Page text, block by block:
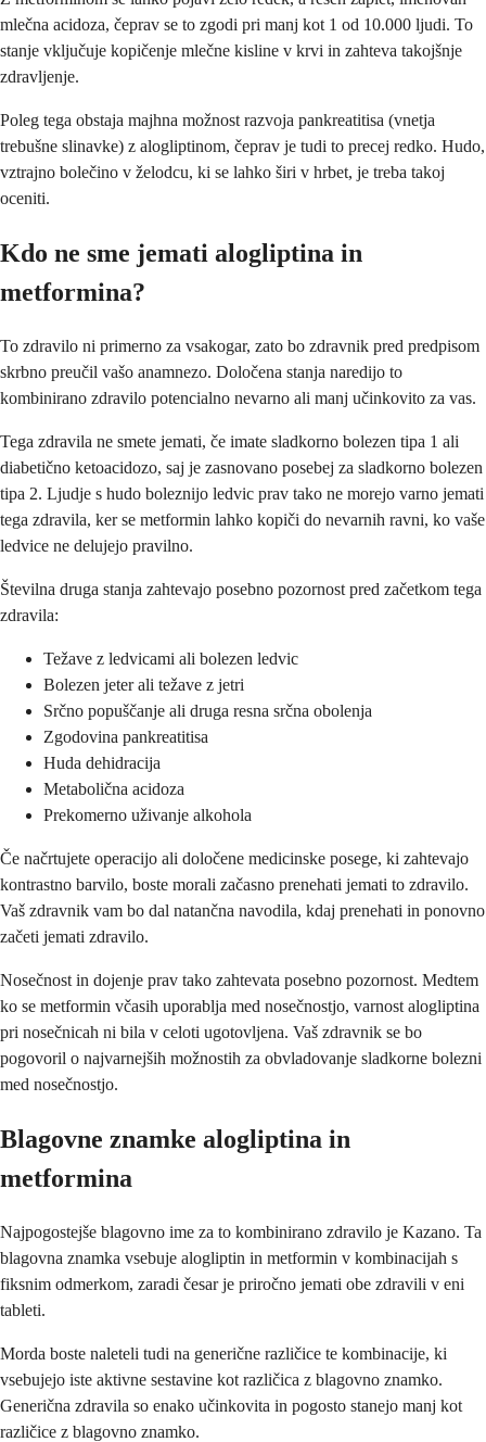
mlečna acidoza, čeprav se to zgodi pri manj kot 1 od 10.000 ljudi. To
stanje vključuje kopičenje mlečne kisline v krvi in zahteva takojšnje
zdravljenje.
Poleg tega obstaja majhna možnost razvoja pankreatitisa (vnetja
trebušne slinavke) z alogliptinom, čeprav je tudi to precej redko. Hudo,
vztrajno bolečino v želodcu, ki se lahko širi v hrbet, je treba takoj
oceniti.
Kdo ne sme jemati alogliptina in
metformina?
To zdravilo ni primerno za vsakogar, zato bo zdravnik pred predpisom
skrbno preučil vašo anamnezo. Določena stanja naredijo to
kombinirano zdravilo potencialno nevarno ali manj učinkovito za vas.
Tega zdravila ne smete jemati, če imate sladkorno bolezen tipa 1 ali
diabetično ketoacidozo, saj je zasnovano posebej za sladkorno bolezen
tipa 2. Ljudje s hudo boleznijo ledvic prav tako ne morejo varno jemati
tega zdravila, ker se metformin lahko kopiči do nevarnih ravni, ko vaše
ledvice ne delujejo pravilno.
Številna druga stanja zahtevajo posebno pozornost pred začetkom tega
zdravila:
Težave z ledvicami ali bolezen ledvic
Bolezen jeter ali težave z jetri
Srčno popuščanje ali druga resna srčna obolenja
Zgodovina pankreatitisa
Huda dehidracija
Metabolična acidoza
Prekomerno uživanje alkohola
Če načrtujete operacijo ali določene medicinske posege, ki zahtevajo
kontrastno barvilo, boste morali začasno prenehati jemati to zdravilo.
Vaš zdravnik vam bo dal natančna navodila, kdaj prenehati in ponovno
začeti jemati zdravilo.
Nosečnost in dojenje prav tako zahtevata posebno pozornost. Medtem
ko se metformin včasih uporablja med nosečnostjo, varnost alogliptina
pri nosečnicah ni bila v celoti ugotovljena. Vaš zdravnik se bo
pogovoril o najvarnejših možnostih za obvladovanje sladkorne bolezni
med nosečnostjo.
Blagovne znamke alogliptina in
metformina
Najpogostejše blagovno ime za to kombinirano zdravilo je Kazano. Ta
blagovna znamka vsebuje alogliptin in metformin v kombinacijah s
fiksnim odmerkom, zaradi česar je priročno jemati obe zdravili v eni
tableti.
Morda boste naleteli tudi na generične različice te kombinacije, ki
vsebujejo iste aktivne sestavine kot različica z blagovno znamko.
Generična zdravila so enako učinkovita in pogosto stanejo manj kot
različice z blagovno znamko.